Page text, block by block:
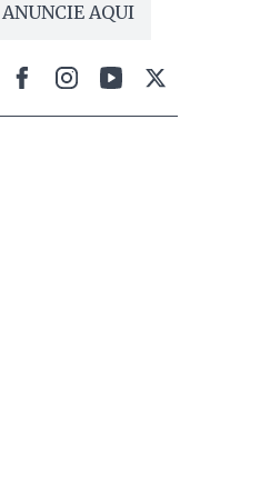
ANUNCIE AQUI